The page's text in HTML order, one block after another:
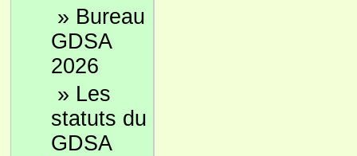
» Bureau
GDSA
2026
» Les
statuts du
GDSA